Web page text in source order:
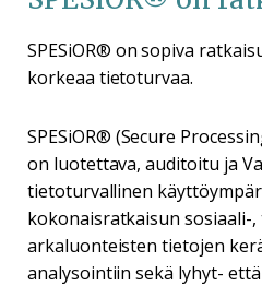
SPESiOR® on sopiva
korkeaa tietoturvaa.
SPESiOR® (Secure
on luotettava, auditoitu ja
tietoturvallinen
kokonaisratkaisun sosiaali-,
arkaluonteisten tietojen
analysointiin sekä lyhyt- että